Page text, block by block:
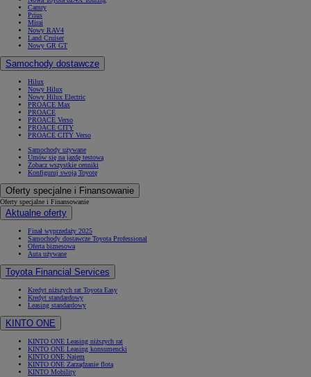
Camry
Prius
Mirai
Nowy RAV4
Land Cruiser
Nowy GR GT
Samochody dostawcze
Hilux
Nowy Hilux
Nowy Hilux Electric
PROACE Max
PROACE
PROACE Verso
PROACE CITY
PROACE CITY Verso
Samochody używane
Umów się na jazdę testową
Zobacz wszystkie cenniki
Konfiguruj swoją Toyotę
Oferty specjalne i Finansowanie
Oferty specjalne i Finansowanie
Aktualne oferty
Finał wyprzedaży 2025
Samochody dostawcze Toyota Professional
Oferta biznesowa
Auta używane
Toyota Financial Services
Kredyt niższych rat Toyota Easy
Kredyt standardowy
Leasing standardowy
KINTO ONE
KINTO ONE Leasing niższych rat
KINTO ONE Leasing konsumencki
KINTO ONE Najem
KINTO ONE Zarządzanie flotą
KINTO Mobility